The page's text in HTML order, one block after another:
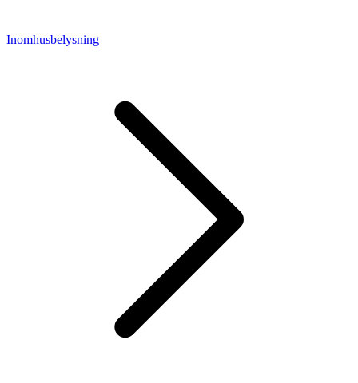
Inomhusbelysning